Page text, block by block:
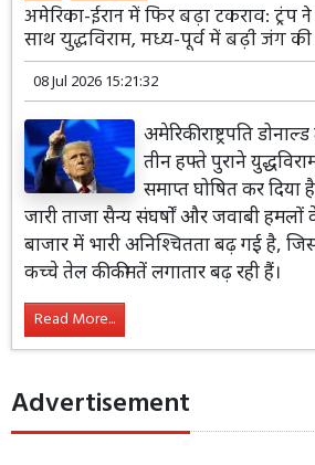
अमेरिका-ईरान में फिर बढ़ा टकराव: ट्रंप
साथ युद्धविराम, मध्य-पूर्व में बढ़ी जंग
08 Jul 2026 15:21:32
अमेरिकी राष्ट्रपति
तीन हफ्ते पुराने
समाप्त घोषित कर दिया
जारी ताजा सैन्य संघर्षों और जवाबी
बाजार में भारी अनिश्चितता बढ़ गई है,
कच्चे तेल की कीमतें लगातार बढ़ रही हैं।
Read More...
Advertisement